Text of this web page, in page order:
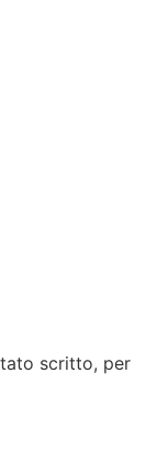
scritto, per